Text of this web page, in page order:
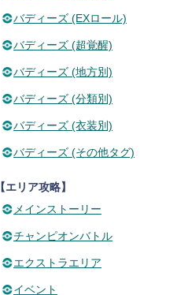
バディーズ (EXロール)
バディーズ (超覚醒)
バディーズ (地方別)
バディーズ (分類別)
バディーズ (衣装別)
バディーズ (その他タグ)
【エリア攻略】
メインストーリー
チャンピオンバトル
エクストラエリア
イベント